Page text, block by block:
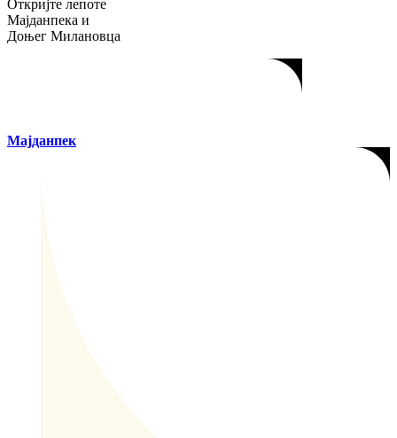
Откријте лепоте
Мајданпека и
Доњег Милановца
Мајданпек